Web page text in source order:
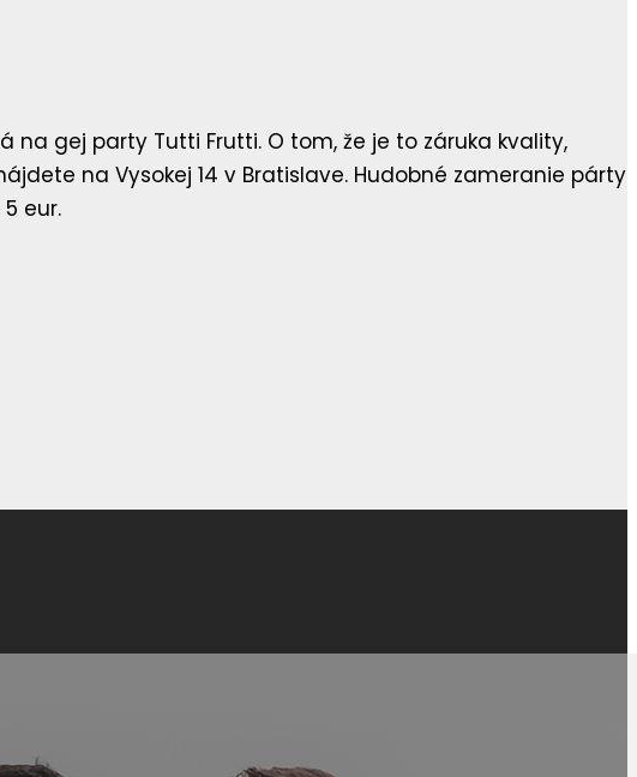
gej party Tutti Frutti. O tom, že je to záruka kvality,
na Vysokej 14 v Bratislave. Hudobné zameranie párty
eur.